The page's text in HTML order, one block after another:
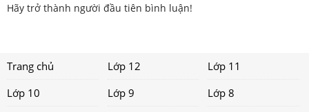
Hãy trở thành người đầu tiên bình luận!
Trang chủ Lớp 12
Lớp 11
Lớp 10
Lớp 9
Lớp 8